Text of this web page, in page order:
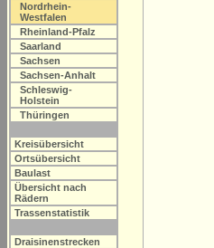
Nordrhein-
Westfalen
Rheinland-Pfalz
Saarland
Sachsen
Sachsen-Anhalt
Schleswig-
Holstein
Thüringen
Kreisübersicht
Ortsübersicht
Baulast
Übersicht nach
Rädern
Trassenstatistik
Draisinenstrecken